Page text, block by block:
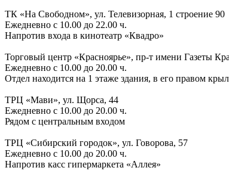
ТК «На Свободном», ул. Телевизорная, 1 строение 90
Ежедневно с 10.00 до 22.00 ч.
Напротив входа в кинотеатр «Квадро»
Торговый центр «Красноярье», пр-т имени Газеты
Ежедневно с 10.00 до 20.00 ч.
Отдел находится на 1 этаже здания, в его правом
ТРЦ «Мави», ул. Щорса, 44
Ежедневно с 10.00 до 20.00 ч.
Рядом с центральным входом
ТРЦ «Сибирский городок», ул. Говорова, 57
Ежедневно с 10.00 до 20.00 ч.
Напротив касс гипермаркета «Аллея»